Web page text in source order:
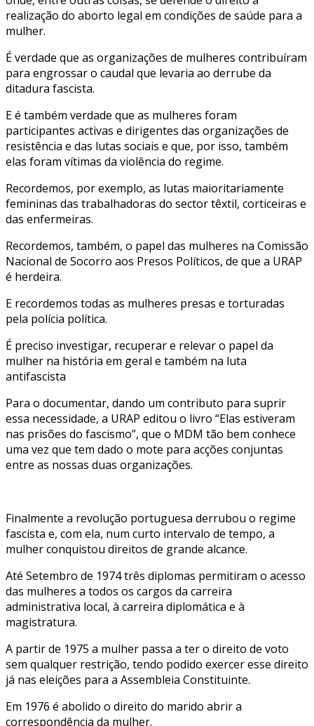
realização do aborto legal em condições de saúde para a
mulher.
É verdade que as organizações de mulheres contribuíram
para engrossar o caudal que levaria ao derrube da
ditadura fascista.
E é também verdade que as mulheres foram
participantes activas e dirigentes das organizações de
resistência e das lutas sociais e que, por isso, também
elas foram vítimas da violência do regime.
Recordemos, por exemplo, as lutas maioritariamente
femininas das trabalhadoras do sector têxtil, corticeiras e
das enfermeiras.
Recordemos, também, o papel das mulheres na Comissão
Nacional de Socorro aos Presos Políticos, de que a URAP
é herdeira.
E recordemos todas as mulheres presas e torturadas
pela polícia política.
É preciso investigar, recuperar e relevar o papel da
mulher na história em geral e também na luta
antifascista
Para o documentar, dando um contributo para suprir
essa necessidade, a URAP editou o livro “Elas estiveram
nas prisões do fascismo”, que o MDM tão bem conhece
uma vez que tem dado o mote para acções conjuntas
entre as nossas duas organizações.
Finalmente a revolução portuguesa derrubou o regime
fascista e, com ela, num curto intervalo de tempo, a
mulher conquistou direitos de grande alcance.
Até Setembro de 1974 três diplomas permitiram o acesso
das mulheres a todos os cargos da carreira
administrativa local, à carreira diplomática e à
magistratura.
A partir de 1975 a mulher passa a ter o direito de voto
sem qualquer restrição, tendo podido exercer esse direito
já nas eleições para a Assembleia Constituinte.
Em 1976 é abolido o direito do marido abrir a
correspondência da mulher.